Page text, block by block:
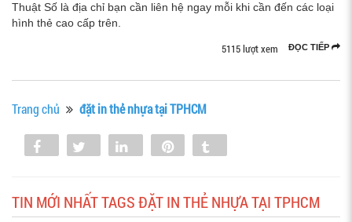
Thuật Số là địa chỉ bạn cần liên hệ ngay mỗi khi cần đến các loại
hình thẻ cao cấp trên.
ĐỌC TIẾP
5115 lượt xem
Trang chủ đặt in thẻ nhựa tại TPHCM
Share Tweet Share
TIN MỚI NHẤT TAGS ĐẶT IN THẺ NHỰA TẠI TPHCM